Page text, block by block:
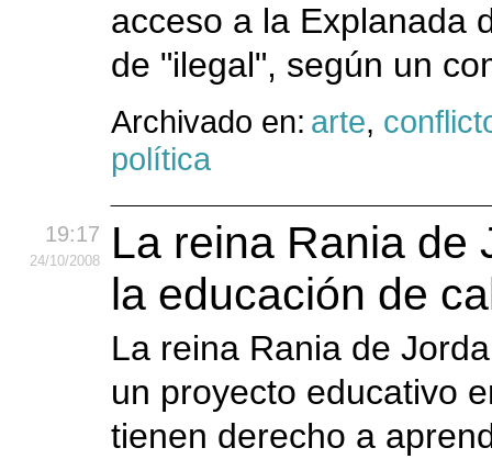
acceso a la Explanada
de "ilegal", según un
Archivado en: arte,
política
19:17
24/10/2008
La reina Rania de
la educación de
La reina Rania de
un proyecto educativo
tienen derecho a